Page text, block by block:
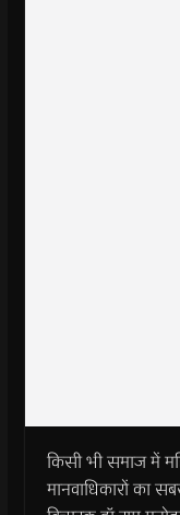
किसी भी समाज में
मानवाधिकारों का